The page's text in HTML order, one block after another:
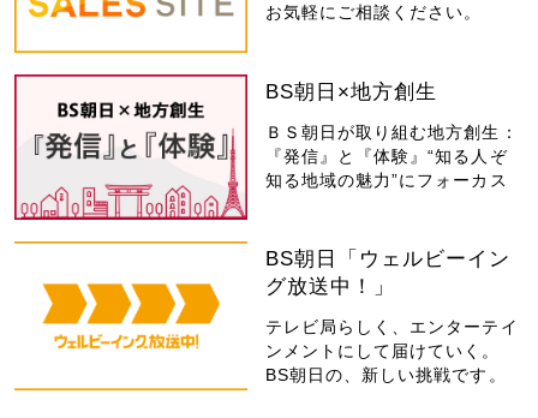
お気軽にご相談ください。
BS朝日×地方創生
ＢＳ朝日が取り組む地方創生：
『発信』と『体験』“知る人ぞ
知る地域の魅力”にフォーカス
BS朝日「ウェルビーイン
グ放送中！」
テレビ局らしく、エンターテイ
ンメントにして届けていく。
BS朝日の、新しい挑戦です。